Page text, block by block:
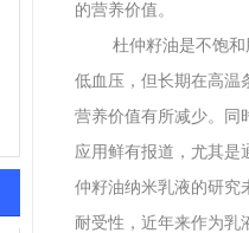
的营养价值。
杜仲籽油是不饱
低血压，但长期在高温
营养价值有所减少。同
应用鲜有报道，尤其是
仲籽油纳米乳液的研究
耐受性，近年来作为乳